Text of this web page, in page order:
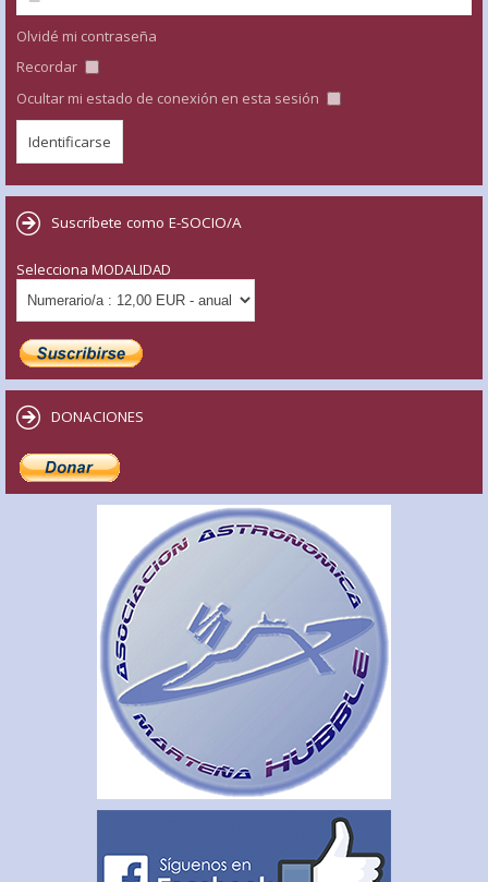
Olvidé mi contraseña
Recordar
Ocultar mi estado de conexión en esta sesión
Suscríbete como E-SOCIO/A
Selecciona MODALIDAD
DONACIONES